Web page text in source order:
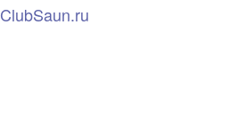
ClubSaun.ru